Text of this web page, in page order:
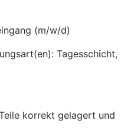
(m/w/d)
Tagesschicht,
korrekt gelagert und